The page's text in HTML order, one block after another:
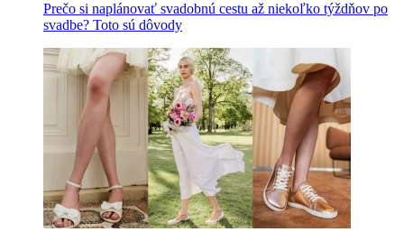
Prečo si naplánovať svadobnú cestu až niekoľko týždňov po
svadbe? Toto sú dôvody